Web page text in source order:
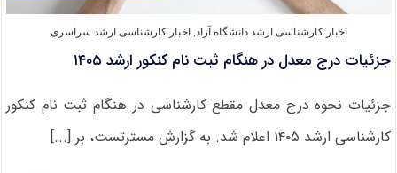
اخبار کارشناسی ارشد دانشگاه آزاد, اخبار کارشناسی ارشد سراسری
جزئیات درج معدل در هنگام ثبت نام کنکور ارشد ۱۴۰۵
جزئیات نحوه درج معدل مقطع کارشناسی در هنگام ثبت نام کنکور
کارشناسی ارشد ۱۴۰۵ اعلام شد. به گزارش مسترتست، بر [...]